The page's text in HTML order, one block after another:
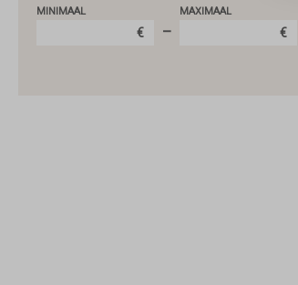
MINIMAAL
€ –
MAXIMAAL
€